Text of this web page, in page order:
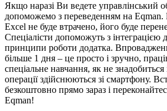
Якщо наразі Ви ведете управлінський
допоможемо з переведенням на Eqman.
Excel не буде втрачено, його буде
Спеціалісти допоможуть з інтеграцією
принципи роботи додатка.
більше 1 дня – це просто і зручно,
спеціальне навчання, як не знадобиться
операції здійснюються зі смартфону.
безкоштовно прямо зараз і
Eqman!